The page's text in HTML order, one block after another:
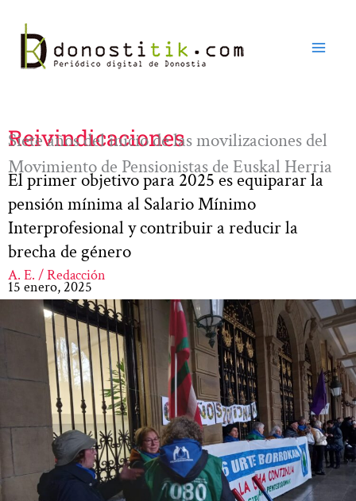
contenido
Reivindicaciones
Siete años del inicio de las movilizaciones del
Movimiento de Pensionistas de Euskal Herria
El primer objetivo para 2025 es equiparar la
pensión mínima al Salario Mínimo
Interprofesional y contribuir a reducir la
brecha de género
A. E. / Redacción
15 enero, 2025